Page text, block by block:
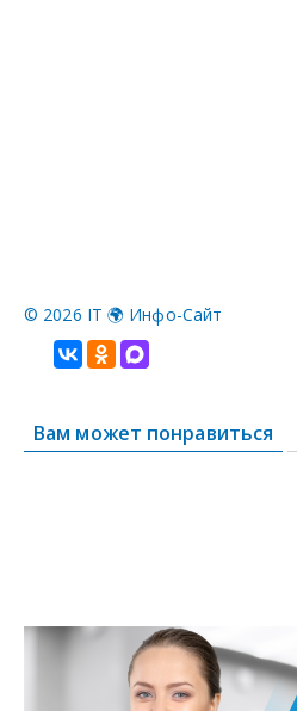
© 2026 IT 🌍 Инфо-Сайт
Вам может понравиться